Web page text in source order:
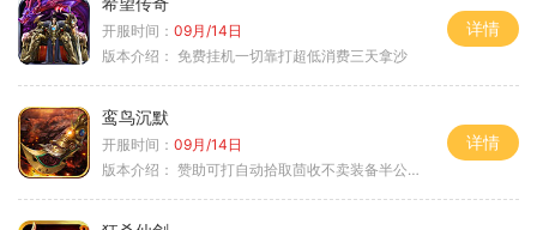
开服时间： 09月/14日
版本介绍： 免费挂机一切靠打超低消费三天拿沙
详情
鸾鸟沉默
开服时间： 09月/14日
版本介绍： 赞助可打自动拾取茴收不卖装备半公益服
详情